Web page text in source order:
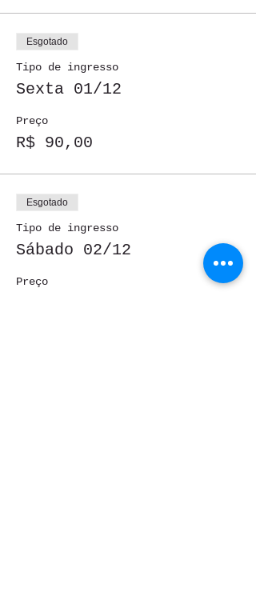
Esgotado
Tipo de ingresso
Sexta 01/12
Preço
R$ 90,00
Esgotado
Tipo de ingresso
Sábado 02/12
Preço